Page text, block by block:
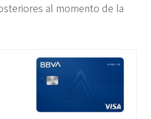
al momento de la